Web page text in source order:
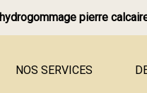
pierre
NOS SERVICES